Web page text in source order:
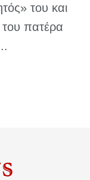
του και
πατέρα